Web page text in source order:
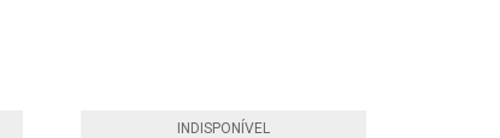
INDISPONÍVEL